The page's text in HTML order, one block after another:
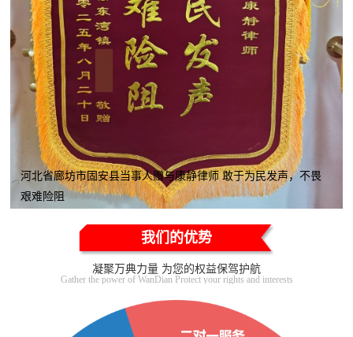
河北省廊坊市固安县当事人赠与康静律师 敢于为民发声，不畏
艰难险阻
我们的优势
凝聚万典力量 为您的权益保驾护航
Gather the power of WanDian Protect your rights and interests